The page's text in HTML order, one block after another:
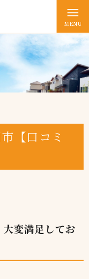
MENU
【口コミ
変満足してお